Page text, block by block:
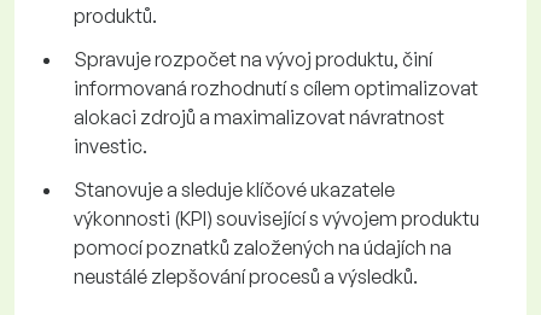
produktů.
Spravuje rozpočet na vývoj produktu, činí
informovaná rozhodnutí s cílem optimalizovat
alokaci zdrojů a maximalizovat návratnost
investic.
Stanovuje a sleduje klíčové ukazatele
výkonnosti (KPI) související s vývojem produktu
pomocí poznatků založených na údajích na
neustálé zlepšování procesů a výsledků.